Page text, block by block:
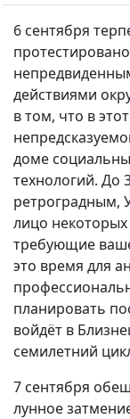
6 сентября
действиями
в том, что в
доме
технологий. До
ретроградным,
лицо некоторых
требующие
это время для
планировать
войдёт в
семилетний
7 сентября
лунное